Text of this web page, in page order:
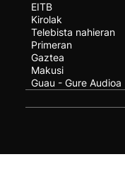
EITB
Kirolak
Telebista nahieran
Primeran
Gaztea
Makusi
Guau - Gure Audioa